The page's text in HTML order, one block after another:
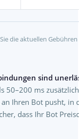
die aktuellen
sind
ms
Ihren Bot pusht, in
dass Ihr Bot